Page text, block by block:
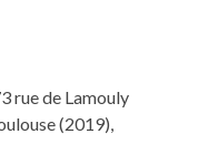
rue de Lamouly
(2019),